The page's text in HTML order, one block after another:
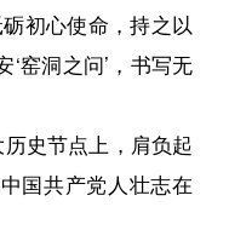
初心使命，持之以
窑洞之问’，书写无
史节点上，肩负起
国共产党人壮志在